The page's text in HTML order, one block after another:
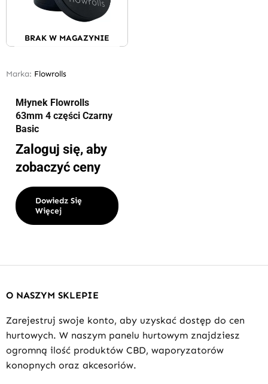
BRAK W MAGAZYNIE
Marka: Flowrolls
Młynek Flowrolls
63mm 4 części Czarny
Basic
Zaloguj się, aby
zobaczyć ceny
Dowiedz Się
Więcej
O NASZYM SKLEPIE
Zarejestruj swoje konto, aby uzyskać dostęp do cen
hurtowych. W naszym panelu hurtowym znajdziesz
ogromną ilość produktów CBD, waporyzatorów
konopnych oraz akcesoriów.